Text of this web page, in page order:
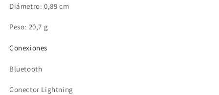
Diámetro: 0,89 cm
Peso: 20,7 g
Conexiones
Bluetooth
Conector Lightning